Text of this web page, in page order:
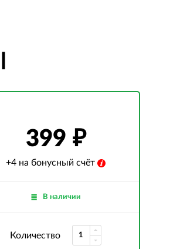
399
+4 на бонусный счёт
В наличии
Количество